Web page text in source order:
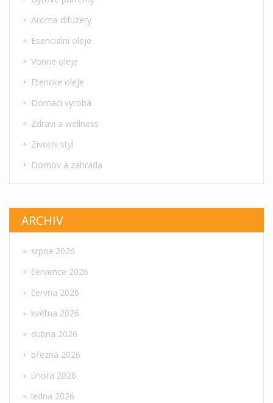
Aroma difuzery
Esencialni oleje
Vonne oleje
Etericke oleje
Domaci vyroba
Zdravi a wellness
Zivotni styl
Domov a zahrada
ARCHIV
srpna 2026
července 2026
června 2026
května 2026
dubna 2026
března 2026
února 2026
ledna 2026